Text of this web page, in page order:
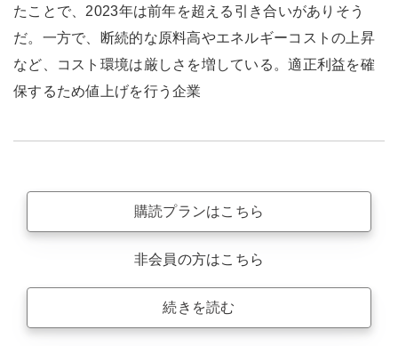
たことで、2023年は前年を超える引き合いがありそう
だ。一方で、断続的な原料高やエネルギーコストの上昇
など、コスト環境は厳しさを増している。適正利益を確
保するため値上げを行う企業
購読プランはこちら
非会員の方はこちら
続きを読む